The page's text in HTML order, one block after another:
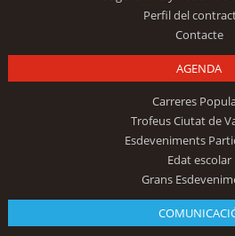
Perfil del
Contacte
AGENDA
Carreres
Trofeus Ciutat de
Esdeveniments
Edat escolar
Grans